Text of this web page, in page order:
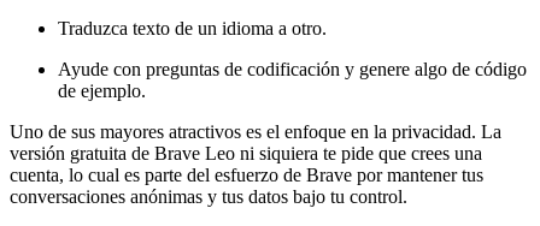
Traduzca texto de un idioma a otro.
Ayude con preguntas de codificación y genere algo de código
de ejemplo.
Uno de sus mayores atractivos es el enfoque en la privacidad. La
versión gratuita de Brave Leo ni siquiera te pide que crees una
cuenta, lo cual es parte del esfuerzo de Brave por mantener tus
conversaciones anónimas y tus datos bajo tu control.